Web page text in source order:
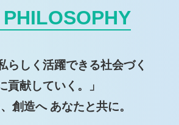
らしく活躍できる社会づく
貢献していく。」
創造へ あなたと共に。